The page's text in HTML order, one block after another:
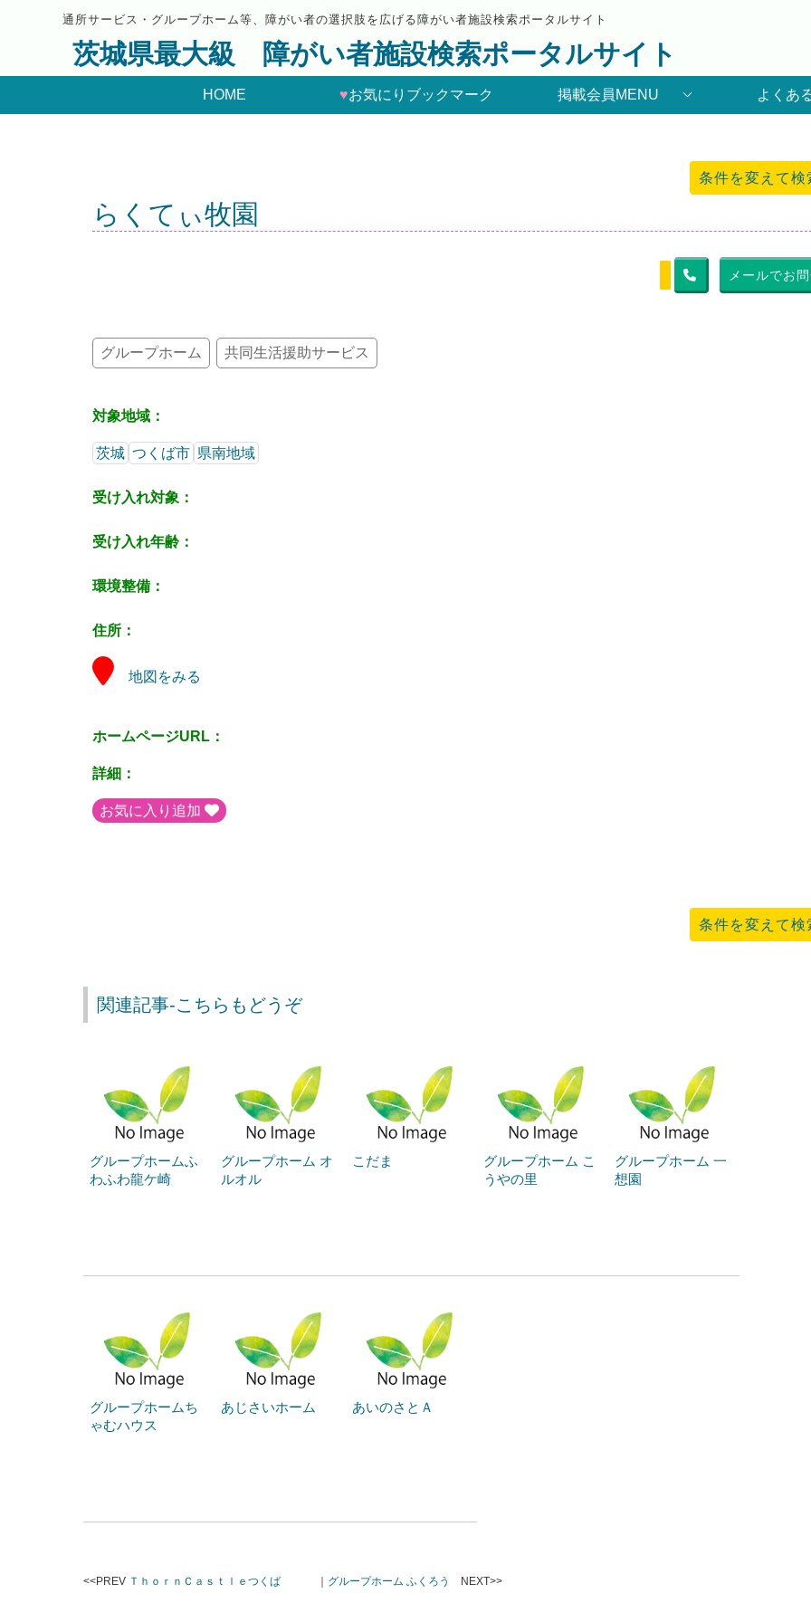
通所サービス・グループホーム等、障がい者の選択肢を広げる障がい者施設検索ポータルサイト
茨城県最大級 障がい者施設検索ポータルサイト
HOME ♥お気にりブックマーク 掲載会員MENU よくあ
条件を変えて検
らくてぃ牧園
メールでお
グループホーム 共同生活援助サービス
対象地域：
茨城 つくば市 県南地域
受け入れ対象：
受け入れ年齢：
環境整備：
住所：
地図をみる
ホームページURL：
詳細：
お気に入り追加
条件を変えて検
関連記事-こちらもどうぞ
グループホームふ
わふわ龍ケ崎
グループホーム オ
ルオル
こだま
グループホーム こ
うやの里
グループホーム 一
想園
グループホームち
ゃむハウス
あじさいホーム あいのさとＡ
<<PREV ＴｈｏｒｎＣａｓｔｌｅつくば ｜ グループホーム ふくろう NEXT>>